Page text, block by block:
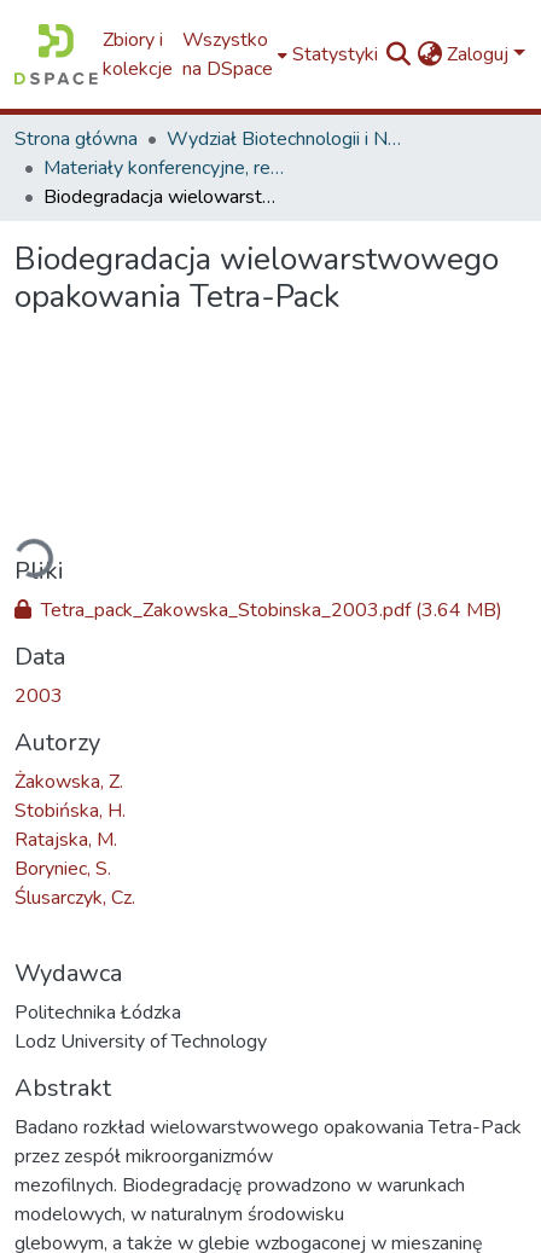
Zbiory i
kolekcje
Wszystko
na DSpace
Statystyki Zaloguj
Strona główna
Wydział Biotechnologii i Nauk o Żywności / Faculty of Biotechnology and Food Sciences / W5
Materiały konferencyjne, referaty (WBNŻ)
Biodegradacja wielowarstwowego opakowania Tetra-Pack
Biodegradacja wielowarstwowego
opakowania Tetra-Pack
Pliki
Tetra_pack_Zakowska_Stobinska_2003.pdf(3.64 MB)
Data
2003
Autorzy
Żakowska, Z.
Stobińska, H.
Ratajska, M.
Boryniec, S.
Ślusarczyk, Cz.
Wydawca
Politechnika Łódzka
Lodz University of Technology
Abstrakt
Badano rozkład wielowarstwowego opakowania Tetra-Pack
przez zespół mikroorganizmów
mezofilnych. Biodegradację prowadzono w warunkach
modelowych, w naturalnym środowisku
glebowym, a także w glebie wzbogaconej w mieszaninę